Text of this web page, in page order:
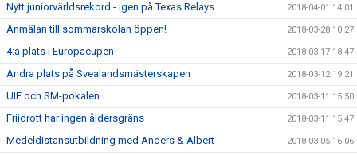
Nytt juniorvärldsrekord - igen på Texas Relays 2018-04-01 14:01
Anmälan till sommarskolan öppen! 2018-03-28 10:27
4:a plats i Europacupen 2018-03-17 18:47
Andra plats på Svealandsmästerskapen 2018-03-12 19:21
UIF och SM-pokalen 2018-03-11 15:50
Friidrott har ingen åldersgräns 2018-03-11 15:47
Medeldistansutbildning med Anders & Albert 2018-03-05 16:06